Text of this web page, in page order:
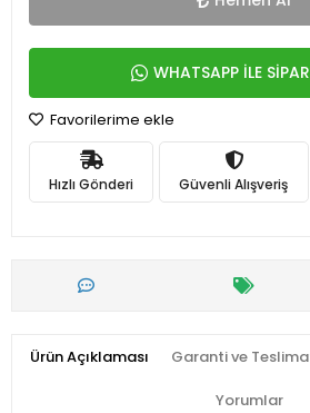
WHATSAPP İLE
Favorilerime ekle
Hızlı Gönderi Güvenli Alışveriş
Ürün Açıklaması Garanti ve
Yorumlar